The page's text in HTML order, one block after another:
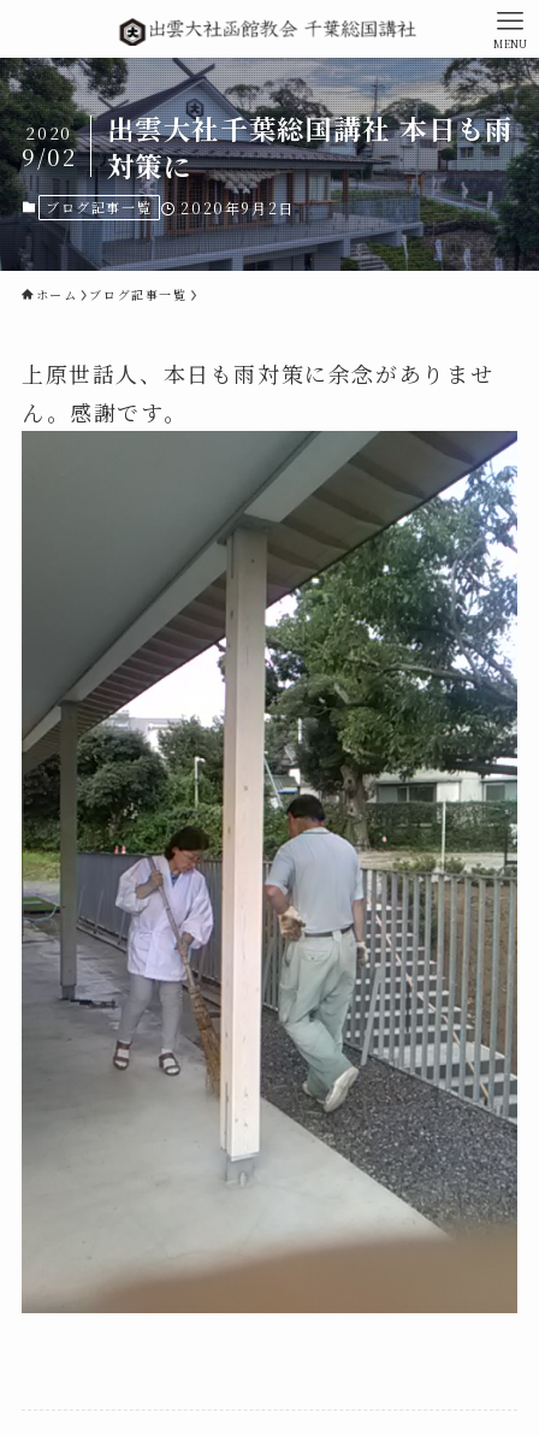
MENU
出雲大社千葉総国講社 本日も雨
対策に
2020
9/02
ブログ記事一覧 2020年9月2日
ホーム ブログ記事一覧
上原世話人、本日も雨対策に余念がありませ
ん。感謝です。